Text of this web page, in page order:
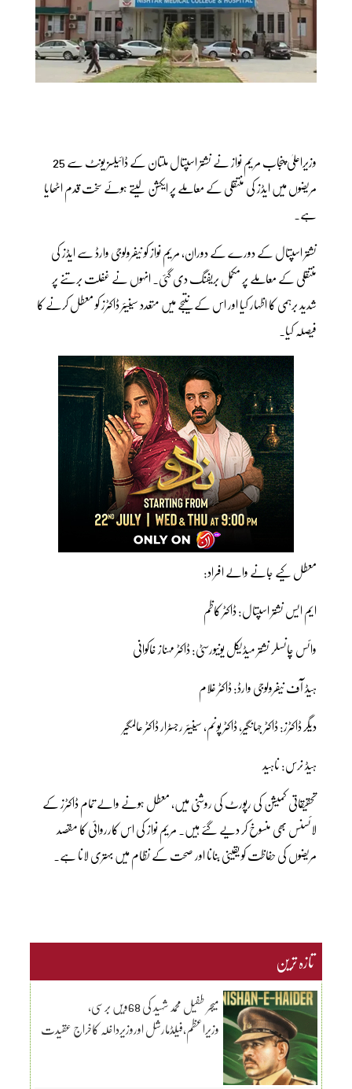
وزیراعلیٰ پنجاب مریم نواز نے نشتر اسپتال ملتان کے ڈائیلسز یونٹ سے 25
مریضوں میں ایڈز کی منتقلی کے معاملے پر ایکشن لیتے ہوئے سخت قدم اٹھایا
ہے۔
نشتر اسپتال کے دورے کے دوران، مریم نواز کو نیفرولوجی وارڈ سے ایڈز کی
منتقلی کے معاملے پر مکمل بریفنگ دی گئی۔ انہوں نے غفلت برتنے پر
شدید برہمی کا اظہار کیا اور اس کے نتیجے میں متعدد سینیئر ڈاکٹرز کو معطل کرنے کا
فیصلہ کیا۔
معطل کیے جانے والے افراد:
ایم ایس نشتر اسپتال: ڈاکٹر کاظم
وائس چانسلر نشتر میڈیکل یونیورسٹی: ڈاکٹر مہناز خاکوانی
ہیڈ آف نیفرولوجی وارڈ: ڈاکٹر غلام
دیگر ڈاکٹرز: ڈاکٹر جہانگیر، ڈاکٹر پونم، سینیئر رجسٹرار ڈاکٹر عالمگیر
ہیڈ نرس: ناہید
تحقیقاتی کمیشن کی رپورٹ کی روشنی میں، معطل ہونے والے تمام ڈاکٹرز کے
لائسنس بھی منسوخ کر دیے گئے ہیں۔ مریم نواز کی اس کارروائی کا مقصد
مریضوں کی حفاظت کو یقینی بنانا اور صحت کے نظام میں بہتری لانا ہے۔
تازہ ترین
میجر طفیل محمد شہید کی 68ویں برسی،
وزیراعظم،فیلڈمارشل اوروزیرداخلہ کاخراج عقیدت